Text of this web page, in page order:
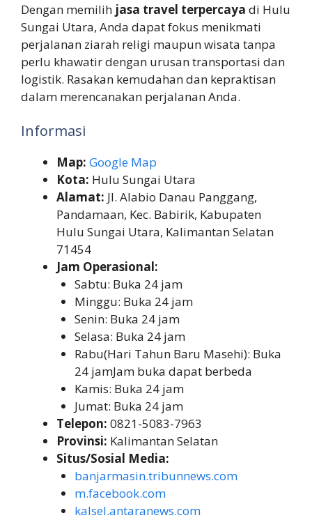
Dengan memilih jasa travel terpercaya di Hulu
Sungai Utara, Anda dapat fokus menikmati
perjalanan ziarah religi maupun wisata tanpa
perlu khawatir dengan urusan transportasi dan
logistik. Rasakan kemudahan dan kepraktisan
dalam merencanakan perjalanan Anda.
Informasi
Map: Google Map
Kota: Hulu Sungai Utara
Alamat: Jl. Alabio Danau Panggang,
Pandamaan, Kec. Babirik, Kabupaten
Hulu Sungai Utara, Kalimantan Selatan
71454
Jam Operasional:
Sabtu: Buka 24 jam
Minggu: Buka 24 jam
Senin: Buka 24 jam
Selasa: Buka 24 jam
Rabu(Hari Tahun Baru Masehi): Buka
24 jamJam buka dapat berbeda
Kamis: Buka 24 jam
Jumat: Buka 24 jam
Telepon: 0821-5083-7963
Provinsi: Kalimantan Selatan
Situs/Sosial Media:
banjarmasin.tribunnews.com
m.facebook.com
kalsel.antaranews.com